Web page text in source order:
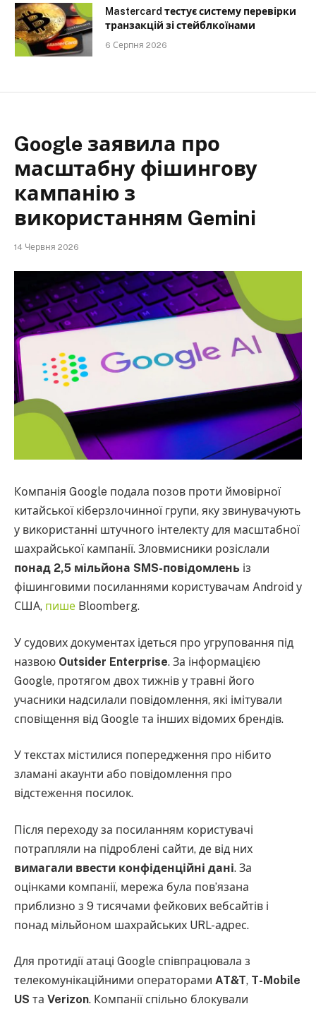
Mastercard тестує систему перевірки
транзакцій зі стейблкоїнами
6 Серпня 2026
Google заявила про
масштабну фішингову
кампанію з
використанням Gemini
14 Червня 2026
Компанія Google подала позов проти ймовірної
китайської кіберзлочинної групи, яку звинувачують
у використанні штучного інтелекту для масштабної
шахрайської кампанії. Зловмисники розіслали
понад 2,5 мільйона SMS-повідомлень із
фішинговими посиланнями користувачам Android у
США, пише Bloomberg.
У судових документах ідеться про угруповання під
назвою Outsider Enterprise. За інформацією
Google, протягом двох тижнів у травні його
учасники надсилали повідомлення, які імітували
сповіщення від Google та інших відомих брендів.
У текстах містилися попередження про нібито
зламані акаунти або повідомлення про
відстеження посилок.
Після переходу за посиланням користувачі
потрапляли на підроблені сайти, де від них
вимагали ввести конфіденційні дані. За
оцінками компанії, мережа була пов’язана
приблизно з 9 тисячами фейкових вебсайтів і
понад мільйоном шахрайських URL-адрес.
Для протидії атаці Google співпрацювала з
телекомунікаційними операторами AT&T, T-Mobile
US та Verizon. Компанії спільно блокували